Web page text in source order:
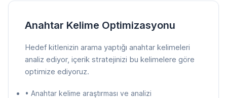
Anahtar Kelime Optimizasyonu
Hedef kitlenizin arama yaptığı anahtar kelimeleri
analiz ediyor, içerik stratejinizi bu kelimelere göre
optimize ediyoruz.
• Anahtar kelime araştırması ve analizi